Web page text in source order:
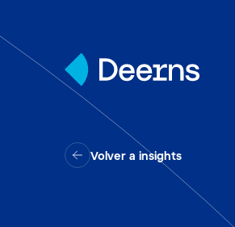
Volver a insights